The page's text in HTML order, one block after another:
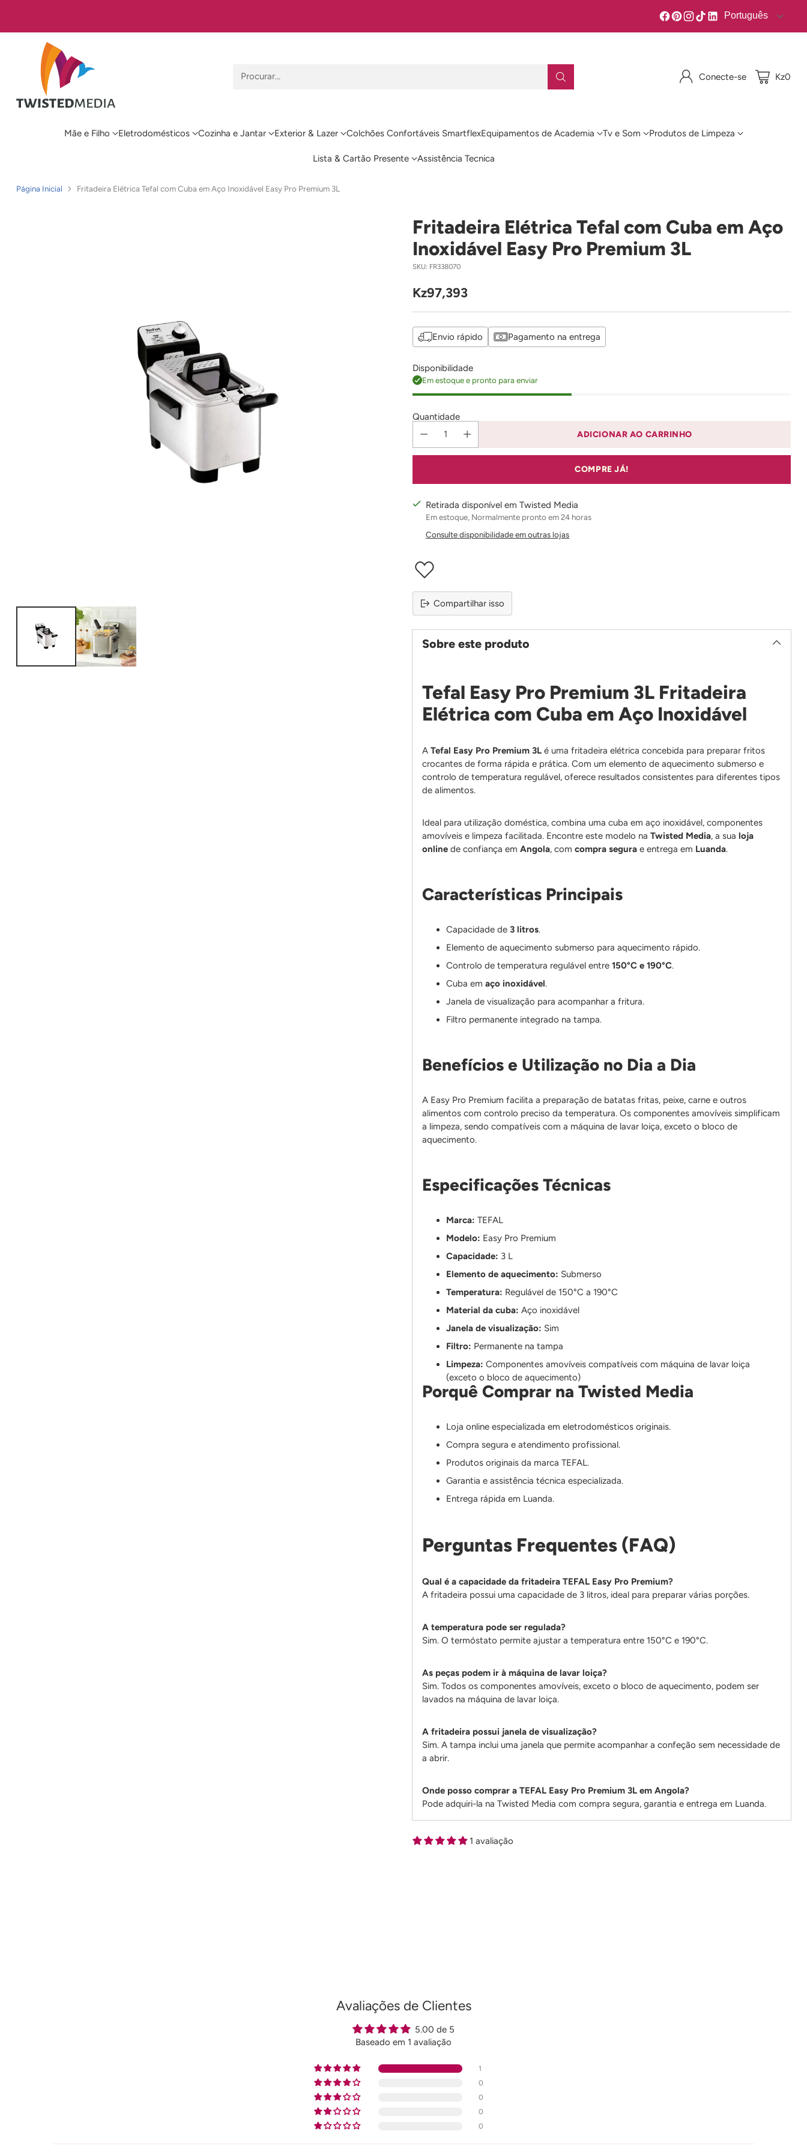
Português
Procurar… Conecte-se Kz0
Mãe e Filho Eletrodomésticos Cozinha e Jantar Exterior & Lazer Colchões Confortáveis SmartflexEquipamentos de Academia Tv e Som Produtos de Limpeza
Lista & Cartão Presente Assistência Tecnica
Página Inicial Fritadeira Elétrica Tefal com Cuba em Aço Inoxidável Easy Pro Premium 3L
Fritadeira Elétrica Tefal com Cuba em Aço
Inoxidável Easy Pro Premium 3L
SKU: FR338070
Preço
Kz97,393
Envio rápido Pagamento na entrega
Disponibilidade
Em estoque e pronto para enviar
Quantidade
ADICIONAR AO CARRINHO
COMPRE JÁ!
Retirada disponível em Twisted Media
Em estoque, Normalmente pronto em 24 horas
Consulte disponibilidade em outras lojas
Compartilhar isso
Sobre este produto
Tefal Easy Pro Premium 3L Fritadeira
Elétrica com Cuba em Aço Inoxidável
ATefal Easy Pro Premium 3L é uma fritadeira elétrica concebida para preparar fritos
crocantes de forma rápida e prática. Com um elemento de aquecimento submerso e
controlo de temperatura regulável, oferece resultados consistentes para diferentes tipos
de alimentos.
Ideal para utilização doméstica, combina uma cuba em aço inoxidável, componentes
amovíveis e limpeza facilitada. Encontre este modelo naTwisted Media, a sualoja
online de confiança emAngola, comcompra segura e entrega em Luanda.
Características Principais
Capacidade de3 litros.
Elemento de aquecimento submerso para aquecimento rápido.
Controlo de temperatura regulável entre150°C e 190°C.
Cuba emaço inoxidável.
Janela de visualização para acompanhar a fritura.
Filtro permanente integrado na tampa.
Benefícios e Utilização no Dia a Dia
A Easy Pro Premium facilita a preparação de batatas fritas, peixe, carne e outros
alimentos com controlo preciso da temperatura. Os componentes amovíveis simplificam
a limpeza, sendo compatíveis com a máquina de lavar loiça, exceto o bloco de
aquecimento.
Especificações Técnicas
Marca: TEFAL
Modelo: Easy Pro Premium
Capacidade: 3 L
Elemento de aquecimento: Submerso
Temperatura: Regulável de 150°C a 190°C
Material da cuba: Aço inoxidável
Janela de visualização: Sim
Filtro: Permanente na tampa
Limpeza: Componentes amovíveis compatíveis com máquina de lavar loiça
(exceto o bloco de aquecimento)
Porquê Comprar na Twisted Media
Loja online especializada em eletrodomésticos originais.
Compra segura e atendimento profissional.
Produtos originais da marca TEFAL.
Garantia e assistência técnica especializada.
Entrega rápida em Luanda.
Perguntas Frequentes (FAQ)
Qual é a capacidade da fritadeira TEFAL Easy Pro Premium?
A fritadeira possui uma capacidade de 3 litros, ideal para preparar várias porções.
A temperatura pode ser regulada?
Sim. O termóstato permite ajustar a temperatura entre 150°C e 190°C.
As peças podem ir à máquina de lavar loiça?
Sim. Todos os componentes amovíveis, exceto o bloco de aquecimento, podem ser
lavados na máquina de lavar loiça.
A fritadeira possui janela de visualização?
Sim. A tampa inclui uma janela que permite acompanhar a confeção sem necessidade de
a abrir.
Onde posso comprar a TEFAL Easy Pro Premium 3L em Angola?
Pode adquiri-la na Twisted Media com compra segura, garantia e entrega em Luanda.
1 avaliação
Avaliações de Clientes
5.00 de 5
Baseado em 1 avaliação
1
0
0
0
0